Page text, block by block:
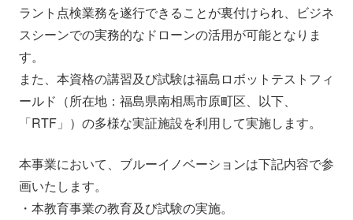
ラント点検業務を遂行できることが裏付けられ、ビジネ
スシーンでの実務的なドローンの活用が可能となりま
す。
また、本資格の講習及び試験は福島ロボットテストフィ
ールド（所在地：福島県南相馬市原町区、以下、
「RTF」）の多様な実証施設を利用して実施します。
本事業において、ブルーイノベーションは下記内容で参
画いたします。
・本教育事業の教育及び試験の実施。